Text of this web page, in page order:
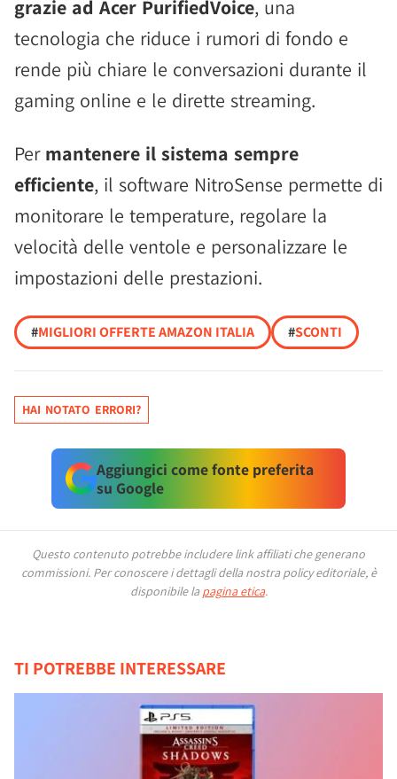
grazie ad Acer PurifiedVoice, una
tecnologia che riduce i rumori di fondo e
rende più chiare le conversazioni durante il
gaming online e le dirette streaming.
Per mantenere il sistema sempre
efficiente, il software NitroSense permette di
monitorare le temperature, regolare la
velocità delle ventole e personalizzare le
impostazioni delle prestazioni.
#MIGLIORI OFFERTE AMAZON ITALIA #SCONTI
HAI NOTATO ERRORI?
Aggiungici come fonte preferita
su Google
Questo contenuto potrebbe includere link affiliati che generano
commissioni. Per conoscere i dettagli della nostra policy editoriale, è
disponibile la pagina etica.
TI POTREBBE INTERESSARE